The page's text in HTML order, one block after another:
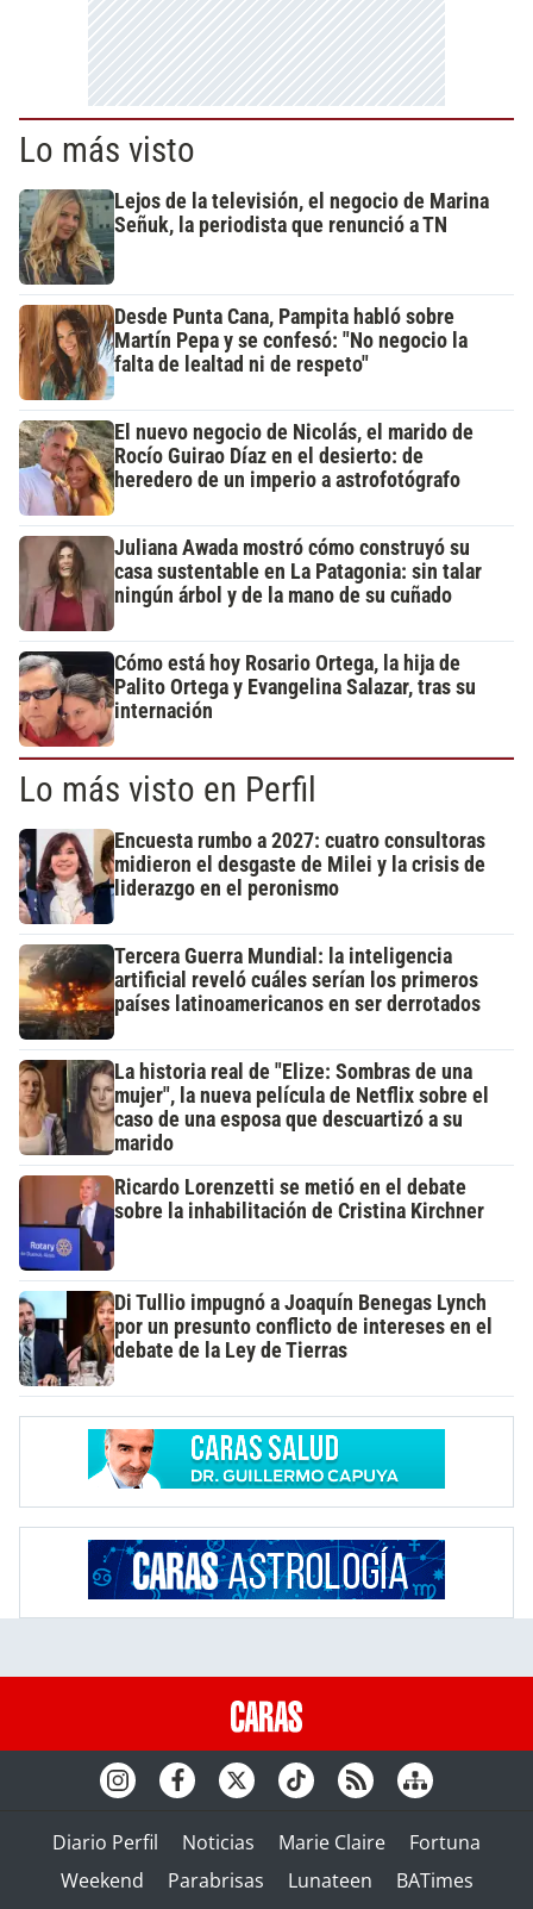
Lo más visto
Lejos de la televisión, el negocio de Marina
Señuk, la periodista que renunció a TN
Desde Punta Cana, Pampita habló sobre
Martín Pepa y se confesó: "No negocio la
falta de lealtad ni de respeto"
El nuevo negocio de Nicolás, el marido de
Rocío Guirao Díaz en el desierto: de
heredero de un imperio a astrofotógrafo
Juliana Awada mostró cómo construyó su
casa sustentable en La Patagonia: sin talar
ningún árbol y de la mano de su cuñado
Cómo está hoy Rosario Ortega, la hija de
Palito Ortega y Evangelina Salazar, tras su
internación
Lo más visto en Perfil
Encuesta rumbo a 2027: cuatro consultoras
midieron el desgaste de Milei y la crisis de
liderazgo en el peronismo
Tercera Guerra Mundial: la inteligencia
artificial reveló cuáles serían los primeros
países latinoamericanos en ser derrotados
La historia real de "Elize: Sombras de una
mujer", la nueva película de Netflix sobre el
caso de una esposa que descuartizó a su
marido
Ricardo Lorenzetti se metió en el debate
sobre la inhabilitación de Cristina Kirchner
Di Tullio impugnó a Joaquín Benegas Lynch
por un presunto conflicto de intereses en el
debate de la Ley de Tierras
Diario Perfil Noticias Marie Claire
Fortuna
Weekend
Parabrisas Lunateen BATimes